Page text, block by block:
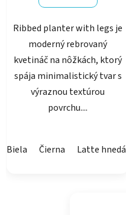
Ribbed planter with legs je
moderný rebrovaný
kvetináč na nôžkách, ktorý
spája minimalistický tvar s
výraznou textúrou
povrchu....
Biela Čierna Latte hnedá